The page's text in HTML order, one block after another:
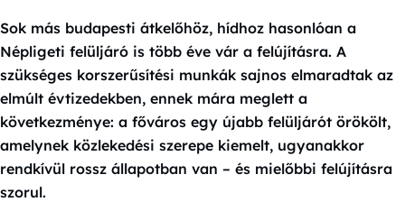
Sok más budapesti átkelőhöz, hídhoz hasonlóan a
Népligeti felüljáró is több éve vár a felújításra. A
szükséges korszerűsítési munkák sajnos elmaradtak az
elmúlt évtizedekben, ennek mára meglett a
következménye: a főváros egy újabb felüljárót örökölt,
amelynek közlekedési szerepe kiemelt, ugyanakkor
rendkívül rossz állapotban van – és mielőbbi felújításra
szorul.